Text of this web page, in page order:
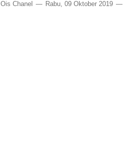
Ois Chanel Rabu, 09 Oktober 2019